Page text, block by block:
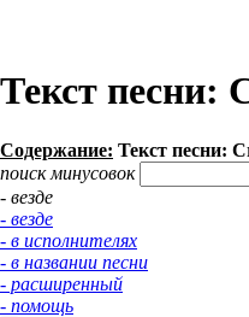
Текст песни:
Содержание: Текст песни:
поиск минусовок
- везде
- везде
- в исполнителях
- в названии песни
- расширенный
- помощь